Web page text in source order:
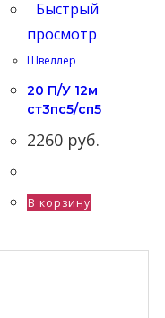
Быстрый
просмотр
Швеллер
20 П/У 12м
ст3пс5/сп5
2260 руб.
В корзину